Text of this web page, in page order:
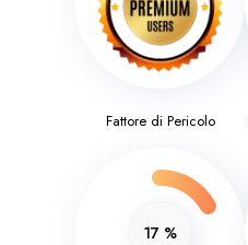
Fattore di Pericolo
17 %